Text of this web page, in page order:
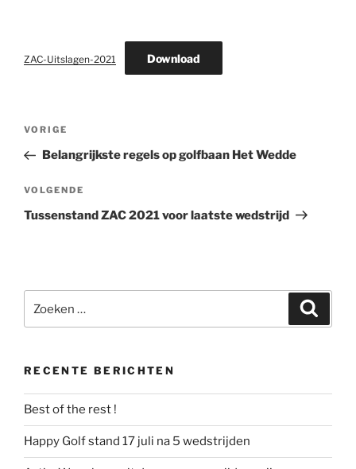
ZAC-Uitslagen-2021 Download
Bericht
Vorig
bericht
VORIGE
Belangrijkste regels op golfbaan Het Wedde
Volgend
bericht
VOLGENDE
Tussenstand ZAC 2021 voor laatste wedstrijd
naar:
RECENTE BERICHTEN
Best of the rest !
Happy Golf stand 17 juli na 5 wedstrijden